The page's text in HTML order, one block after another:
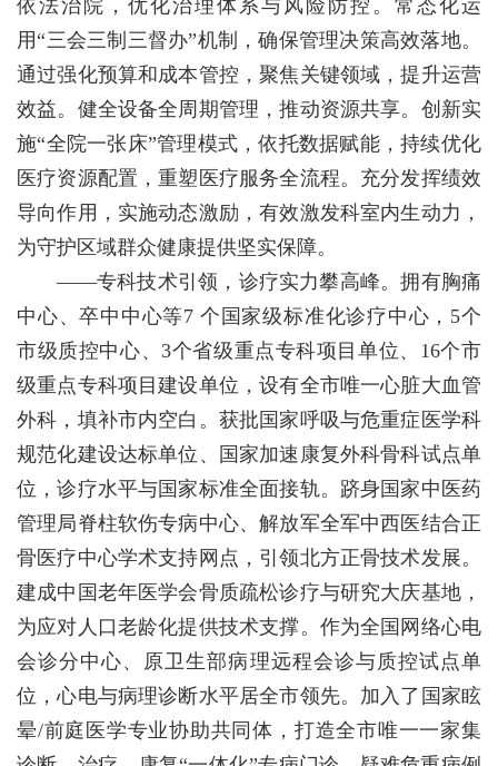
依法治院，优化治理体系与风险防控。常态化运
用“三会三制三督办”机制，确保管理决策高效落地。
通过强化预算和成本管控，聚焦关键领域，提升运营
效益。健全设备全周期管理，推动资源共享。创新实
施“全院一张床”管理模式，依托数据赋能，持续优化
医疗资源配置，重塑医疗服务全流程。充分发挥绩效
导向作用，实施动态激励，有效激发科室内生动力，
为守护区域群众健康提供坚实保障。
——专科技术引领，诊疗实力攀高峰。拥有胸痛
中心、卒中中心等7 个国家级标准化诊疗中心，5个
市级质控中心、3个省级重点专科项目单位、16个市
级重点专科项目建设单位，设有全市唯一心脏大血管
外科，填补市内空白。获批国家呼吸与危重症医学科
规范化建设达标单位、国家加速康复外科骨科试点单
位，诊疗水平与国家标准全面接轨。跻身国家中医药
管理局脊柱软伤专病中心、解放军全军中西医结合正
骨医疗中心学术支持网点，引领北方正骨技术发展。
建成中国老年医学会骨质疏松诊疗与研究大庆基地，
为应对人口老龄化提供技术支撑。作为全国网络心电
会诊分中心、原卫生部病理远程会诊与质控试点单
位，心电与病理诊断水平居全市领先。加入了国家眩
晕/前庭医学专业协助共同体，打造全市唯一一家集